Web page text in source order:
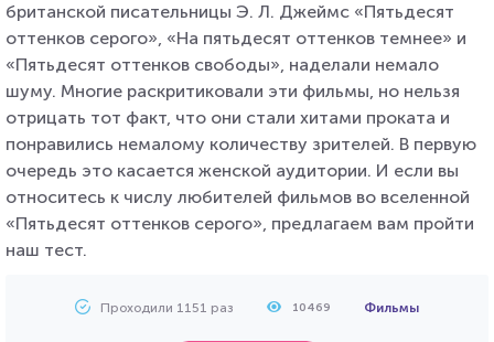
британской писательницы Э. Л. Джеймс «Пятьдесят
оттенков серого», «На пятьдесят оттенков темнее» и
«Пятьдесят оттенков свободы», наделали немало
шуму. Многие раскритиковали эти фильмы, но нельзя
отрицать тот факт, что они стали хитами проката и
понравились немалому количеству зрителей. В первую
очередь это касается женской аудитории. И если вы
относитесь к числу любителей фильмов во вселенной
«Пятьдесят оттенков серого», предлагаем вам пройти
наш тест.
Проходили 1151 раз 10469 Фильмы